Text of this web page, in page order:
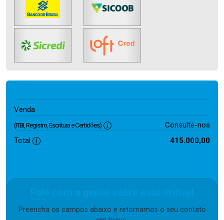
Venda
(ITBI, Registro, Escritura e Certidões)
Consulte-nos
Total
415.000,00
Preencha os campos abaixo e retornamos o seu contato